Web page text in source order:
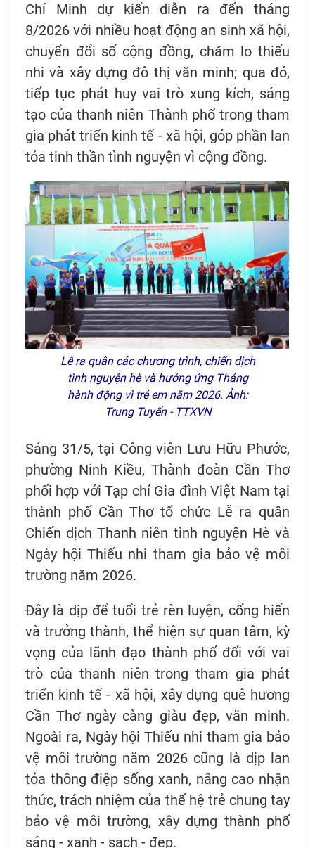
Chí Minh dự kiến diễn ra đến tháng
8/2026 với nhiều hoạt động an sinh xã hội,
chuyển đổi số cộng đồng, chăm lo thiếu
nhi và xây dựng đô thị văn minh; qua đó,
tiếp tục phát huy vai trò xung kích, sáng
tạo của thanh niên Thành phố trong tham
gia phát triển kinh tế - xã hội, góp phần lan
tỏa tinh thần tình nguyện vì cộng đồng.
Lễ ra quân các chương trình, chiến dịch
tình nguyện hè và hưởng ứng Tháng
hành động vì trẻ em năm 2026. Ảnh:
Trung Tuyến - TTXVN
Sáng 31/5, tại Công viên Lưu Hữu Phước,
phường Ninh Kiều, Thành đoàn Cần Thơ
phối hợp với Tạp chí Gia đình Việt Nam tại
thành phố Cần Thơ tổ chức Lễ ra quân
Chiến dịch Thanh niên tình nguyện Hè và
Ngày hội Thiếu nhi tham gia bảo vệ môi
trường năm 2026.
Đây là dịp để tuổi trẻ rèn luyện, cống hiến
và trưởng thành, thể hiện sự quan tâm, kỳ
vọng của lãnh đạo thành phố đối với vai
trò của thanh niên trong tham gia phát
triển kinh tế - xã hội, xây dựng quê hương
Cần Thơ ngày càng giàu đẹp, văn minh.
Ngoài ra, Ngày hội Thiếu nhi tham gia bảo
vệ môi trường năm 2026 cũng là dịp lan
tỏa thông điệp sống xanh, nâng cao nhận
thức, trách nhiệm của thế hệ trẻ chung tay
bảo vệ môi trường, xây dựng thành phố
sáng - xanh - sạch - đẹp.